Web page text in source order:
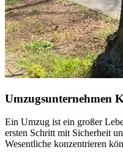
Umzugsunternehmen
Ein Umzug ist ein großer
ersten Schritt mit Sicherheit
Wesentliche konzentrieren